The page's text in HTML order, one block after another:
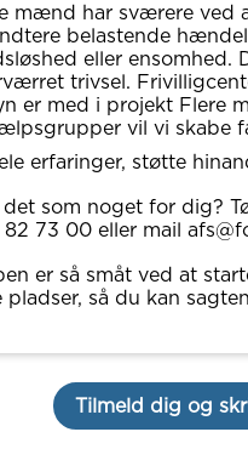
mænd har sværere ved
belastende
eller ensomhed.
trivsel.
er med i projekt Flere
vil vi skabe
erfaringer, støtte
det som noget for dig?
73 00 eller mail
er så småt ved at
pladser, så du kan
Tilmeld dig og